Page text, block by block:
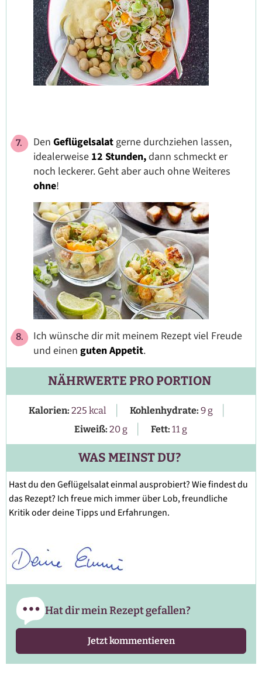
Den Geflügelsalat gerne durchziehen lassen,
idealerweise 12 Stunden,dann schmeckt er
noch leckerer. Geht aber auch ohne Weiteres
ohne!
Ich wünsche dir mit meinem Rezept viel Freude
und einen guten Appetit.
NÄHRWERTE PRO PORTION
Kalorien: 225 kcal | Kohlenhydrate: 9g |
Eiweiß: 20g | Fett: 11g
WAS MEINST DU?
Hast du den Geflügelsalat einmal ausprobiert? Wie findest du
das Rezept? Ich freue mich immer über Lob, freundliche
Kritik oder deine Tipps und Erfahrungen.
Hat dir mein Rezept gefallen?
Jetzt kommentieren